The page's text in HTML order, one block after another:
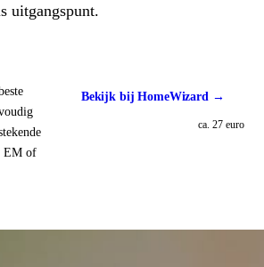
uitgangspunt.
EM of
Bekijk bij HomeWizard →
ca. 27 euro